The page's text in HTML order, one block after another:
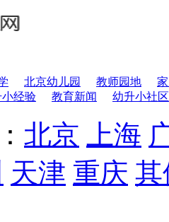
北京幼儿园 教师园地
经验 教育新闻 幼升小社区
北京 上海
天津 重庆 其